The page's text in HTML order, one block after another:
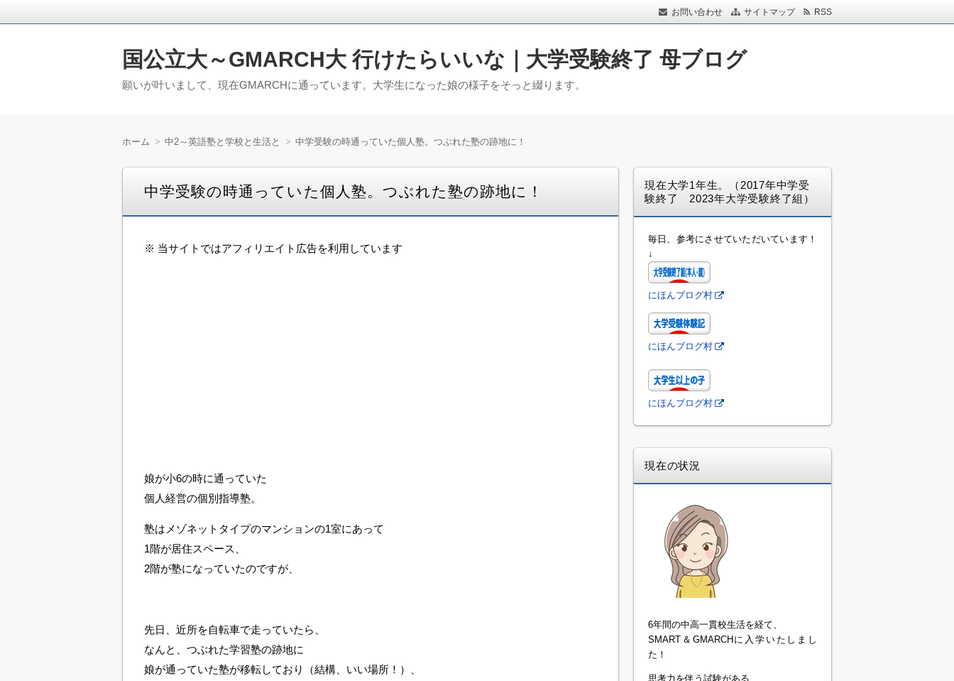
お問い合わせ サイトマップ RSS
国公立大～GMARCH大 行けたらいいな｜大学受験終了 母ブログ
願いが叶いまして、現在GMARCHに通っています。大学生になった娘の様子をそっと綴ります。
ホーム 中2～英語塾と学校と生活と 中学受験の時通っていた個人塾。つぶれた塾の跡地に！
中学受験の時通っていた個人塾。つぶれた塾の跡地に！
※ 当サイトではアフィリエイト広告を利用しています
娘が小6の時に通っていた
個人経営の個別指導塾。
塾はメゾネットタイプのマンションの1室にあって
1階が居住スペース、
2階が塾になっていたのですが、
先日、近所を自転車で走っていたら、
なんと、つぶれた学習塾の跡地に
娘が通っていた塾が移転しており（結構、いい場所！）、
現在大学1年生。（2017年中学受
験終了 2023年大学受験終了組）
毎日、参考にさせていただいています！
↓
にほんブログ村
にほんブログ村
にほんブログ村
現在の状況
6年間の中高一貫校生活を経て、
SMART＆GMARCHに入学いたしまし
た！
思考力を伴う試験がある